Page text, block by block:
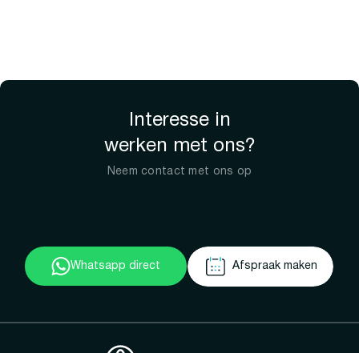
Interesse in
werken met ons?
Neem contact met ons op
Whatsapp direct Afspraak maken